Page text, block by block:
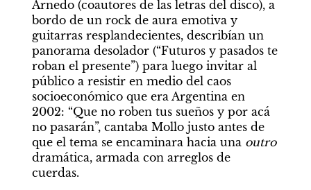
Arnedo (coautores de las letras del disco), a
bordo de un rock de aura emotiva y
guitarras resplandecientes, describían un
panorama desolador (“Futuros y pasados te
roban el presente”) para luego invitar al
público a resistir en medio del caos
socioeconómico que era Argentina en
2002: “Que no roben tus sueños y por acá
no pasarán”, cantaba Mollo justo antes de
que el tema se encaminara hacia una
outro
dramática, armada con arreglos de
cuerdas.